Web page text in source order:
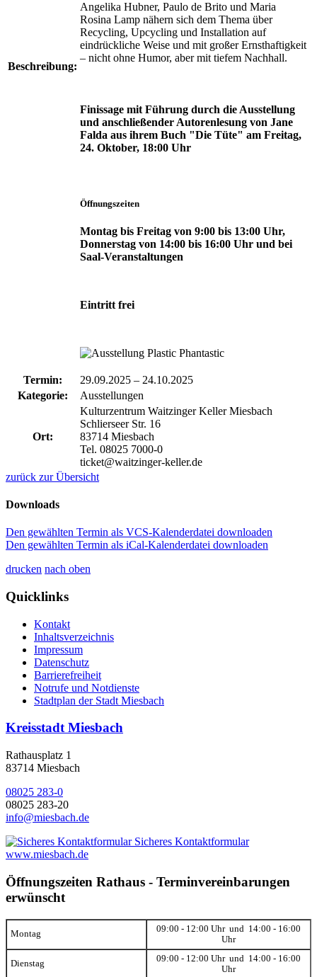
Beschreibung:
Angelika Hubner, Paulo de Brito und Maria
Rosina Lamp nähern sich dem Thema über
Recycling, Upcycling und Installation auf
eindrückliche Weise und mit großer Ernst­haftigkeit
– nicht ohne Humor, aber mit tiefem Nachhall.
Finissage mit Führung durch die Ausstellung
und anschließender Autorenlesung von Jane
Falda aus ihrem Buch "Die Tüte" am Freitag,
24. Oktober, 18:00 Uhr
Öffnungszeiten
Montag bis Freitag von 9:00 bis 13:00 Uhr,
Donnerstag von 14:00 bis 16:00 Uhr und bei
Saal-Veranstaltungen
Eintritt frei
Termin: 29.09.2025 – 24.10.2025
Kategorie:
Ausstellungen
Ort:
Kulturzentrum Waitzinger Keller Miesbach
Schlierseer Str. 16
83714 Miesbach
Tel. 08025 7000-0
ticket@waitzinger-keller.de
zurück zur Übersicht
Downloads
Den gewählten Termin als VCS-Kalenderdatei downloaden
Den gewählten Termin als iCal-Kalenderdatei downloaden
drucken nach oben
Quicklinks
Kontakt
Inhaltsverzeichnis
Impressum
Datenschutz
Barrierefreiheit
Notrufe und Notdienste
Stadtplan der Stadt Miesbach
Kreisstadt Miesbach
Rathausplatz 1
83714 Miesbach
08025 283-0
08025 283-20
info@miesbach.de
Sicheres Kontaktformular
www.miesbach.de
Öffnungszeiten Rathaus - Terminvereinbarungen
erwünscht
Montag
09:00 - 12:00 Uhr und 14:00 - 16:00
Uhr
Dienstag
09:00 - 12:00 Uhr und 14:00 - 16:00
Uhr